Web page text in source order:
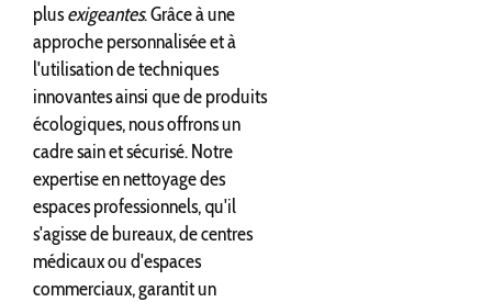
plusexigeantes. Grâce à une
approche personnalisée et à
l'utilisation de techniques
innovantes ainsi que de produits
écologiques, nous offrons un
cadre sain et sécurisé. Notre
expertise en nettoyage des
espaces professionnels, qu'il
s'agisse de bureaux, de centres
médicaux ou d'espaces
commerciaux, garantit un